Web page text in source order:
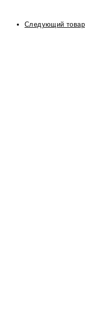
Следующий товар